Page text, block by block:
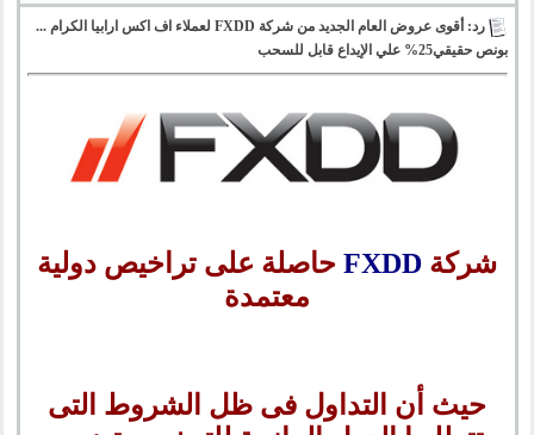
رد: أقوى عروض العام الجديد من شركة FXDD لعملاء اف اكس ارابيا الكرام ...
بونص حقيقي25% علي الإيداع قابل للسحب
شركة FXDDحاصلة على تراخيص دولية
معتمدة
حيث أن التداول فى ظل الشروط التى